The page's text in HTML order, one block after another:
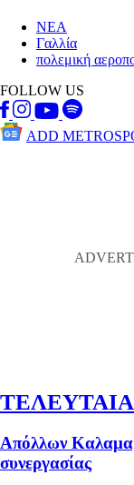
ΝΕΑ
Γαλλία
πολεμική
FOLLOW US
ADD
Απόλλων
συνεργασίας